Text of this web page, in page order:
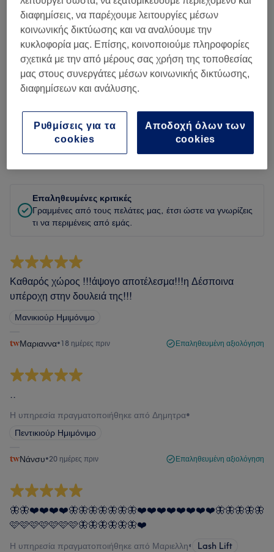
Προσωπικό
Φιλτράρισμα κριτικών
Υπηρεσία Όλες οι υπηρεσίες
Αξιολόγηση Φίλτρα με βάση βαθμολογία
Επαληθευμένες κριτικές
Γραμμένες από τους πελάτες μας, έτσι ώστε να γνωρίζεις
τι να περιμένεις από εμάς.
Καθαρός χώρος !!!άψογο αποτέλεσμα!!!η Δέσποινα
υπέροχη στην δουλειά της!!!
Μανικιούρ Ημιμόνιμο
Μαριαννα•18 ημέρες πριν Επαληθευμένη αξιολόγηση
..
Η υπηρεσία πραγματοποιήθηκε από Δημητρα•
Πεντικιούρ Ημιμόνιμο
Νάνσυ•20 ημέρες πριν Επαληθευμένη αξιολόγηση
🦋🦋❤️❤️❤️❤️🦋🦋🦋🦋🦋🦋🦋❤️❤️❤️❤️❤️❤️❤️❤️🦋🦋🦋🦋🦋
🩷🩷🩷🩷🩷🩷🩷🦋🦋🦋🦋🦋🦋❤️
Η υπηρεσία πραγματοποιήθηκε από Μαριελλη• Lash Lift
διαφημίσεις, να παρέχουμε λειτουργίες μέσων
κοινωνικής δικτύωσης και να αναλύουμε την
κυκλοφορία μας. Επίσης, κοινοποιούμε πληροφορίες
σχετικά με την από μέρους σας χρήση της τοποθεσίας
μας στους συνεργάτες μέσων κοινωνικής δικτύωσης,
διαφημίσεων και ανάλυσης.
Αποδοχή όλων των
cookies
Ρυθμίσεις για τα
cookies